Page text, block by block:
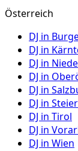
Österreich
DJ in
DJ in
DJ in
DJ in
DJ in
DJ in
DJ in Tirol
DJ in
DJ in Wien